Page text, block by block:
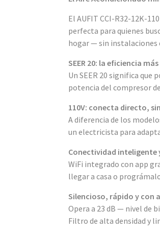
El AUFIT CCI-R32-12K-
perfecta para quienes
hogar — sin instalaciones
SEER 20: la eficiencia
Un SEER 20 significa
potencia del compresor
110V: conecta directo,
A diferencia de los
un electricista para
Conectividad
WiFi integrado con app
llegar a casa o
Silencioso, rápido y con
Opera a 23 dB — nivel de
Filtro de alta densidad y